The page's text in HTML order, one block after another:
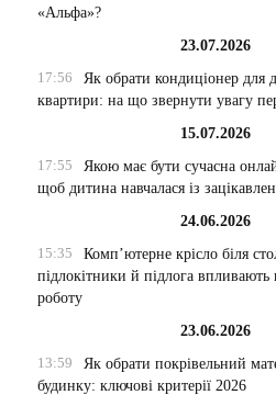
«Альфа»?
23.07.2026
17:56
Як обрати кондиціонер для
квартири: на що звернути увагу
15.07.2026
17:55
Якою має бути сучасна
щоб дитина навчалася із
24.06.2026
15:35
Комп’ютерне крісло біля
підлокітники й підлога
роботу
23.06.2026
13:59
Як обрати покрівельний
будинку: ключові критерії 2026